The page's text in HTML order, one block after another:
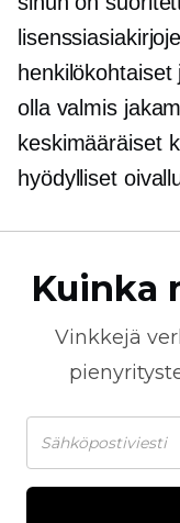
olla valmis
keskimääräiset
hyödylliset
Kuinka
Vinkkejä